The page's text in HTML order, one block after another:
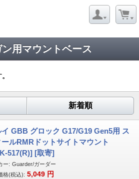
用マウントベース
新着順
イ GBB グロック G17/G19 Gen5用 ス
ールRMRドットサイトマウント
517(R)] [取寄]
ー: Guarder/ガーダー
格(税込): 5,049 円